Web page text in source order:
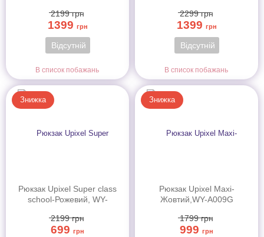
2199грн
1399 грн
Відсутній
В список побажань
2299грн
1399 грн
Відсутній
В список побажань
Знижка
Рюкзак Upixel Super class
school-Рожевий, WY-
2199грн
699 грн
Знижка
Рюкзак Upixel Maxi-
Жовтий,WY-A009G
1799грн
999 грн